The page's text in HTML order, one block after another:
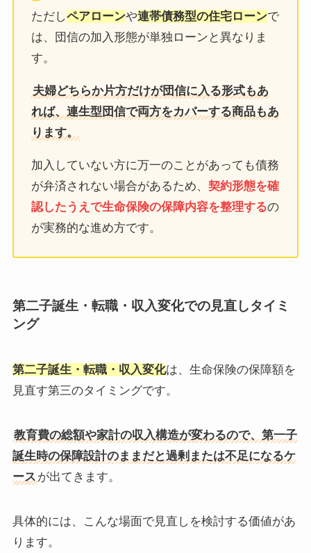
ただしペアローンや連帯債務型の住宅ローンで
は、団信の加入形態が単独ローンと異なりま
す。
夫婦どちらか片方だけが団信に入る形式もあ
れば、連生型団信で両方をカバーする商品もあ
ります。
加入していない方に万一のことがあっても債務
が弁済されない場合があるため、契約形態を確
認したうえで生命保険の保障内容を整理するの
が実務的な進め方です。
第二子誕生・転職・収入変化での見直しタイミ
ング
第二子誕生・転職・収入変化は、生命保険の保障額を
見直す第三のタイミングです。
教育費の総額や家計の収入構造が変わるので、第一子
誕生時の保障設計のままだと過剰または不足になるケ
ース が出てきます。
具体的には、こんな場面で見直しを検討する価値があ
ります。